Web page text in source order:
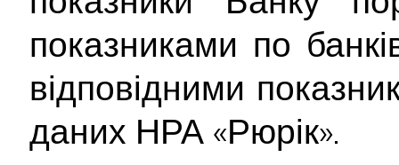
показниками по
відповідними
даних НРА «Рюрік».